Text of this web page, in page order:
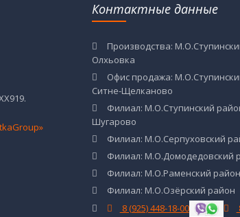
Контактные данные
Производства:
Олхьовка
Офис продажа:
Ситне-Щелканово
Филиал: М.О.Ступинский
Шугарово
Филиал: М.О.Серпуховский
Филиал: М.О.Домодедовский
Филиал: М.О.Раменский район
Филиал: М.О.Озёрский район
8 (925) 448-18-00